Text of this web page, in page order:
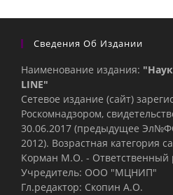
Сведения Об Издании
Наименование издания:
LINE"
Сетевое издание (сайт)
Роскомнадзором,
30.06.2017 (предыдущее
2012). Возрастная категория
Корман М.О. - Ответственный
Учредитель: ООО "МЦНИП"
Гл.редактор: Скопин А.О.